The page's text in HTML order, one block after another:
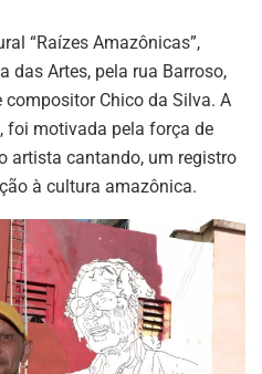
“Raízes Amazônicas”,
das Artes, pela rua Barroso,
Chico da Silva. A
foi motivada pela força de
artista cantando, um registro
à cultura amazônica.